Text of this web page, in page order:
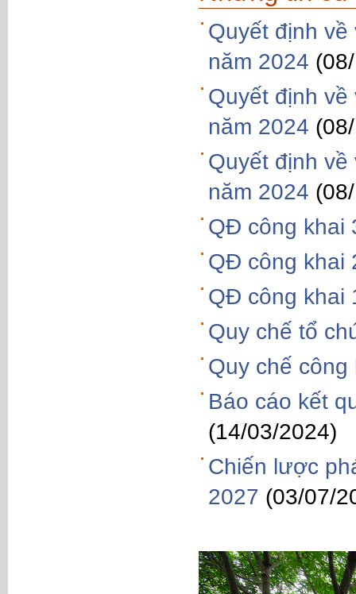
Quyết định
năm 2024
Quyết định
năm 2024
Quyết định
năm 2024
QĐ công khai
QĐ công khai
QĐ công khai
Quy chế tổ
Quy chế
Báo cáo kết
(14/03/2024)
Chiến lược
2027 (03/07/